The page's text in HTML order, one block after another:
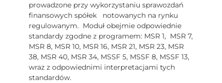
prowadzone przy wykorzystaniu sprawozdań
finansowych spółek notowanych na rynku
regulowanym. Moduł obejmie odpowiednie
standardy zgodne z programem: MSR 1, MSR 7,
MSR 8, MSR 10, MSR 16, MSR 21, MSR 23, MSR
38, MSR 40, MSR 34, MSSF 5, MSSF 8, MSSF 13,
wraz z odpowiednimi interpretacjami tych
standardów.